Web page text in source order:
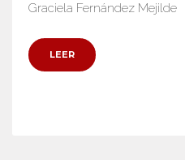
Graciela Fernández Mejilde
LEER